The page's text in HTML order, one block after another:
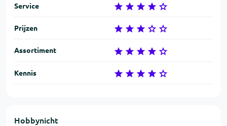
Service
Prijzen
Assortiment
Kennis
Hobbynicht